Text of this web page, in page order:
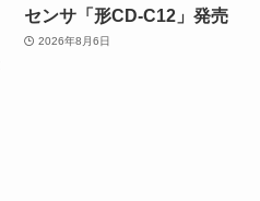
センサ「形CD-C12」発売
2026年8月6日